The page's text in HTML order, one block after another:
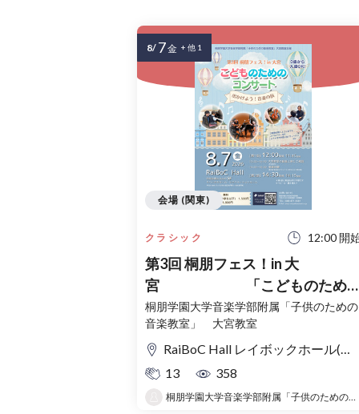
クラシック 12:00 開
第3回 桐朋フェス！in 大
宮 「こどものため
コンサート」〜出かけよう！音
の旅〜
桐朋学園大学音楽学部附属「子供のための
音楽教室」 大宮教室
RaiBoC Hall レイボックホール(市民会館おおみや) 5F リハーサルルーム・レクリエーションルーム
13
358
桐朋学園大学音楽学部附属「子供のための音楽教室 」大宮教室
会場 (関東)
8/ 7金 + 他 1